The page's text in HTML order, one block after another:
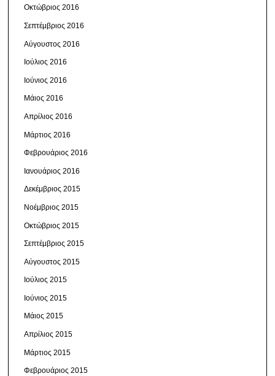
Οκτώβριος 2016
Σεπτέμβριος 2016
Αύγουστος 2016
Ιούλιος 2016
Ιούνιος 2016
Μάιος 2016
Απρίλιος 2016
Μάρτιος 2016
Φεβρουάριος 2016
Ιανουάριος 2016
Δεκέμβριος 2015
Νοέμβριος 2015
Οκτώβριος 2015
Σεπτέμβριος 2015
Αύγουστος 2015
Ιούλιος 2015
Ιούνιος 2015
Μάιος 2015
Απρίλιος 2015
Μάρτιος 2015
Φεβρουάριος 2015